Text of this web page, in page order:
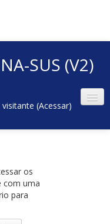
SUS (V2)
(Acessar)
os
com uma
para